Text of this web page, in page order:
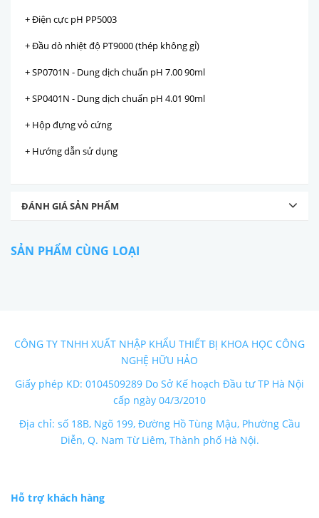
+ Điện cực pH PP5003
+ Đầu dò nhiệt độ PT9000 (thép không gỉ)
+ SP0701N - Dung dịch chuẩn pH 7.00 90ml
+ SP0401N - Dung dịch chuẩn pH 4.01 90ml
+ Hộp đựng vỏ cứng
+ Hướng dẫn sử dụng
ĐÁNH GIÁ SẢN PHẨM
SẢN PHẨM CÙNG LOẠI
CÔNG TY TNHH XUẤT NHẬP KHẨU THIẾT BỊ KHOA HỌC CÔNG
NGHỆ HỮU HẢO
Giấy phép KD: 0104509289 Do Sở Kế hoạch Đầu tư TP Hà Nội
cấp ngày 04/3/2010
Địa chỉ: số 18B, Ngõ 199, Đường Hồ Tùng Mậu, Phường Cầu
Diễn, Q. Nam Từ Liêm, Thành phố Hà Nội.
Hỗ trợ khách hàng